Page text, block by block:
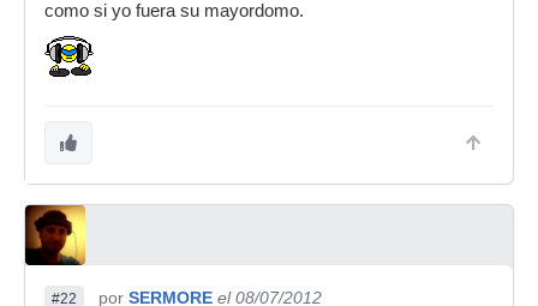
como si yo fuera su mayordomo.
#22 por SERMORE el 08/07/2012